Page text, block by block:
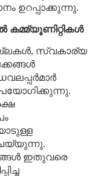
ഉറപ്പാക്കുന്നു.
കമ്മ്യൂണിറ്റികൾ
സ്വകാര്യ
ഇതുവരെ